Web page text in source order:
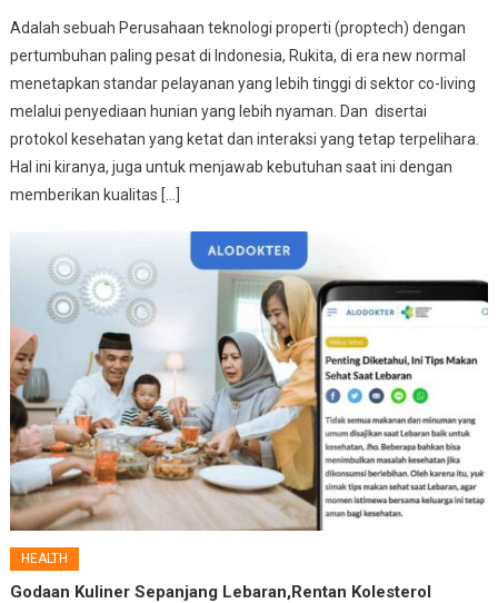
Adalah sebuah Perusahaan teknologi properti (proptech) dengan
pertumbuhan paling pesat di Indonesia, Rukita, di era new normal
menetapkan standar pelayanan yang lebih tinggi di sektor co-living
melalui penyediaan hunian yang lebih nyaman. Dan disertai
protokol kesehatan yang ketat dan interaksi yang tetap terpelihara.
Hal ini kiranya, juga untuk menjawab kebutuhan saat ini dengan
memberikan kualitas […]
HEALTH
Godaan Kuliner Sepanjang Lebaran,Rentan Kolesterol